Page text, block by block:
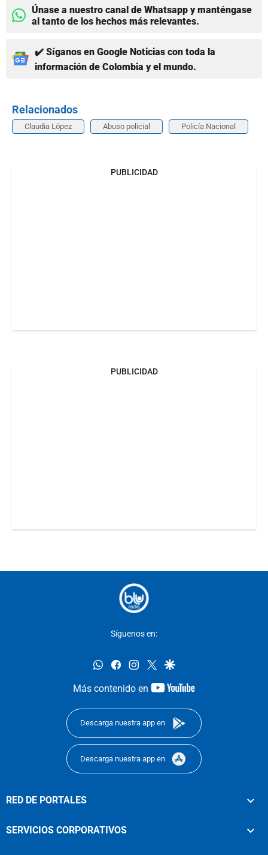
Únase a nuestro canal de Whatsapp y manténgase
al tanto de los hechos más relevantes.
✔️ Síganos en Google Noticias con toda la
información de Colombia y el mundo.
Relacionados
Claudia López Abuso policial Policía Nacional
PUBLICIDAD
PUBLICIDAD
Síguenos en:
whatsappfacebookinstagram
twittergoogle
Más contenido en
youtube-
Descarga nuestra app en
Descarga nuestra app en
RED DE PORTALES
SERVICIOS CORPORATIVOS